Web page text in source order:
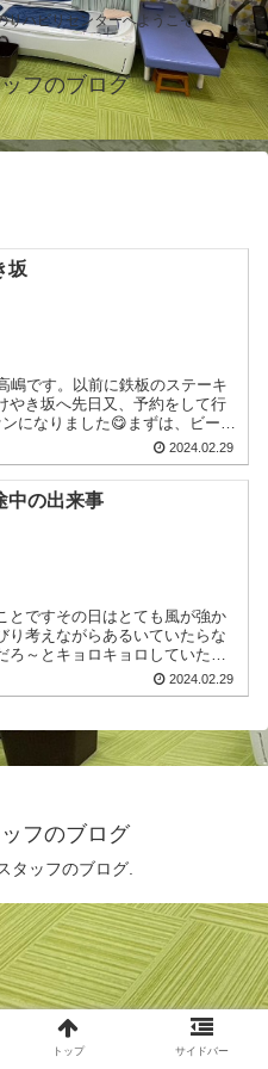
リハビリセンターへようこそ
フのブログ
坂
嶋です。以前に鉄板のステーキ
やき坂へ先日又、予約をして行
になりました😋まずは、ビール
ースだったのですが、食べる...
2024.02.29
中の出来事
とですその日はとても風が強か
り考えながらあるいていたらな
ろ～とキョロキョロしていた
るのが見え!!(⊃Д)⊃≡ﾟﾟ...2024.02.29
フのブログ
タッフのブログ.
トップ サイドバー